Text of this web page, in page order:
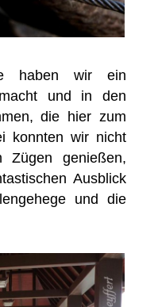
haben wir ein
und in den
die hier zum
konnten wir nicht
genießen,
Ausblick
und die